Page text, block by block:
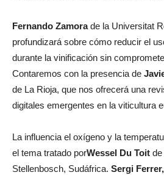
Fernando Zamorade la Universitat
profundizará sobre cómo reducir el
durante la vinificación sin
Contaremos con la presencia de
de La Rioja, que nos ofrecerá una
digitales emergentes en la viticultura
La influencia el oxígeno y la
el tema tratado porWessel Du Toit de
Stellenbosch, Sudáfrica. Sergi Ferrer,